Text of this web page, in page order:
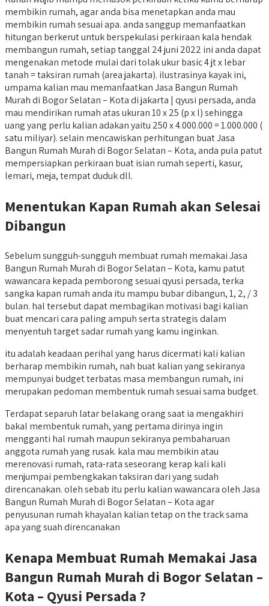
membikin rumah, agar anda bisa menetapkan anda mau
membikin rumah sesuai apa. anda sanggup memanfaatkan
hitungan berkerut untuk berspekulasi perkiraan kala hendak
membangun rumah, setiap tanggal 24 juni 2022 ini anda dapat
mengenakan metode mulai dari tolak ukur basic 4 jt x lebar
tanah = taksiran rumah (area jakarta). ilustrasinya kayak ini,
umpama kalian mau memanfaatkan Jasa Bangun Rumah
Murah di Bogor Selatan – Kota di jakarta | qyusi persada, anda
mau mendirikan rumah atas ukuran 10 x 25 (p x l) sehingga
uang yang perlu kalian adakan yaitu 250 x 4.000.000 = 1.000.000 (
satu miliyar). selain mencawiskan perhitungan buat Jasa
Bangun Rumah Murah di Bogor Selatan – Kota, anda pula patut
mempersiapkan perkiraan buat isian rumah seperti, kasur,
lemari, meja, tempat duduk dll.
Menentukan Kapan Rumah akan Selesai
Dibangun
Sebelum sungguh-sungguh membuat rumah memakai Jasa
Bangun Rumah Murah di Bogor Selatan – Kota, kamu patut
wawancara kepada pemborong sesuai qyusi persada, terka
sangka kapan rumah anda itu mampu bubar dibangun, 1, 2, / 3
bulan. hal tersebut dapat membagikan motivasi bagi kalian
buat mencari cara paling ampuh serta strategis dalam
menyentuh target sadar rumah yang kamu inginkan.
itu adalah keadaan perihal yang harus dicermati kali kalian
berharap membikin rumah, nah buat kalian yang sekiranya
mempunyai budget terbatas masa membangun rumah, ini
merupakan pedoman membentuk rumah sesuai sama budget.
Terdapat separuh latar belakang orang saat ia mengakhiri
bakal membentuk rumah, yang pertama dirinya ingin
mengganti hal rumah maupun sekiranya pembaharuan
anggota rumah yang rusak. kala mau membikin atau
merenovasi rumah, rata-rata seseorang kerap kali kali
menjumpai pembengkakan taksiran dari yang sudah
direncanakan. oleh sebab itu perlu kalian wawancara oleh Jasa
Bangun Rumah Murah di Bogor Selatan – Kota agar
penyusunan rumah khayalan kalian tetap on the track sama
apa yang suah direncanakan
Kenapa Membuat Rumah Memakai Jasa
Bangun Rumah Murah di Bogor Selatan –
Kota – Qyusi Persada ?